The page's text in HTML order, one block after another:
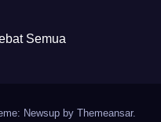
Semua
Newsup by Themeansar.